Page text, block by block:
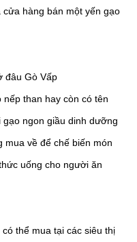
hàng bán một yến gạo
đâu Gò Vấp
than hay còn có tên
ngon giầu dinh dưỡng
về để chế biến món
uống cho người ăn
thể mua tại các siêu thị